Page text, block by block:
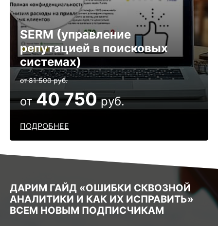
SERM (управление
репутацией в поисковых
системах)
ПОДРОБНЕЕ
от 81 500 руб.
от40 750руб.
ДАРИМ ГАЙД «ОШИБКИ СКВОЗНОЙ
АНАЛИТИКИ И КАК ИХ ИСПРАВИТЬ»
ВСЕМ НОВЫМ ПОДПИСЧИКАМ